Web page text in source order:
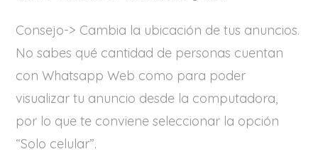
Consejo-> Cambia la ubicación de tus anuncios.
No sabes qué cantidad de personas cuentan
con Whatsapp Web como para poder
visualizar tu anuncio desde la computadora,
por lo que te conviene seleccionar la opción
“Solo celular”.